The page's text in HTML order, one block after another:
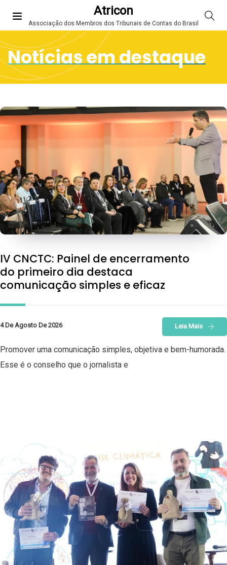
Atricon
Associação dos Membros dos Tribunais de Contas do Brasil
Notícias em destaque
IV CNCTC: Painel de encerramento
do primeiro dia destaca
comunicação simples e eficaz
4 De Agosto De 2026 Leia Mais
Promover uma comunicação simples, objetiva e bem-humorada.
Esse é o conselho que o jornalista e